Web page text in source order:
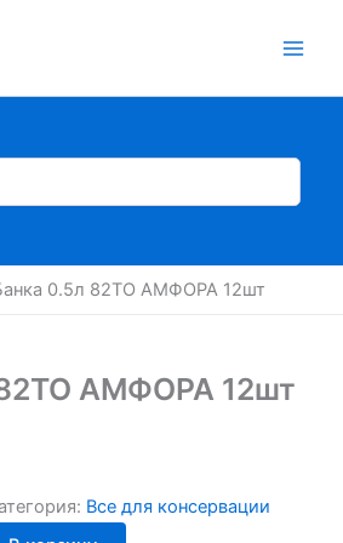
0.5л 82ТО АМФОРА 12шт
АМФОРА 12шт
Все для консервации